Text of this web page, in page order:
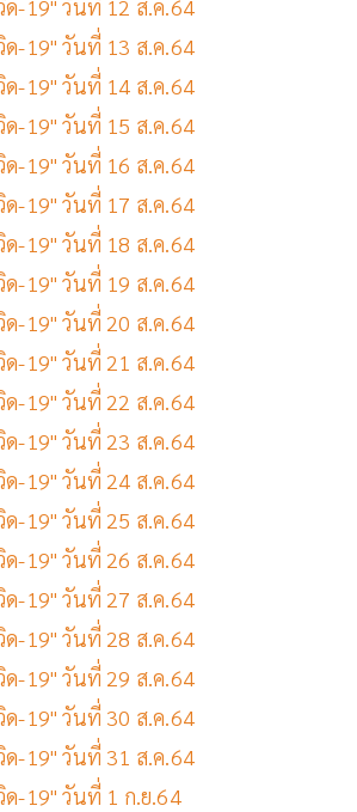
ด-19" วันที่ 12 ส.ค.64
ด-19" วันที่ 13 ส.ค.64
ด-19" วันที่ 14 ส.ค.64
ด-19" วันที่ 15 ส.ค.64
ด-19" วันที่ 16 ส.ค.64
ด-19" วันที่ 17 ส.ค.64
ด-19" วันที่ 18 ส.ค.64
ด-19" วันที่ 19 ส.ค.64
ด-19" วันที่ 20 ส.ค.64
ด-19" วันที่ 21 ส.ค.64
ด-19" วันที่ 22 ส.ค.64
ด-19" วันที่ 23 ส.ค.64
ด-19" วันที่ 24 ส.ค.64
ด-19" วันที่ 25 ส.ค.64
ด-19" วันที่ 26 ส.ค.64
ด-19" วันที่ 27 ส.ค.64
ด-19" วันที่ 28 ส.ค.64
ด-19" วันที่ 29 ส.ค.64
ด-19" วันที่ 30 ส.ค.64
ด-19" วันที่ 31 ส.ค.64
ด-19" วันที่ 1 ก.ย.64